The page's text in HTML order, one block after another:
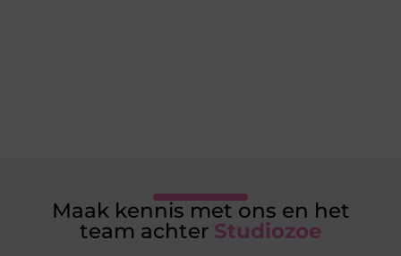
Maak kennis met ons en het
team achter Studiozoe